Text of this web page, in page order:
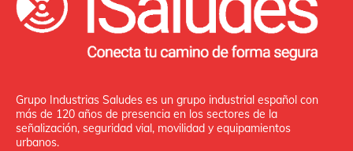
Grupo Industrias Saludes es un grupo industrial español con
más de 120 años de presencia en los sectores de la
señalización, seguridad vial, movilidad y equipamientos
urbanos.